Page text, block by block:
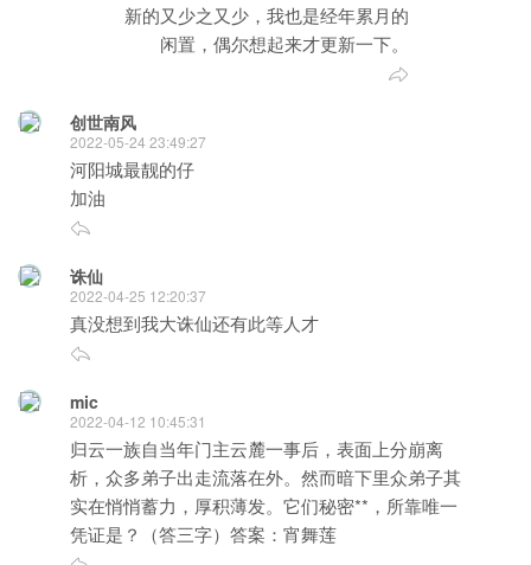
新的又少之又少，我也是经年累月的
闲置，偶尔想起来才更新一下。
创世南风
2022-05-24 23:49:27
河阳城最靓的仔
加油
诛仙
2022-04-25 12:20:37
真没想到我大诛仙还有此等人才
mic
2022-04-12 10:45:31
归云一族自当年门主云麓一事后，表面上分崩离
析，众多弟子出走流落在外。然而暗下里众弟子其
实在悄悄蓄力，厚积薄发。它们秘密**，所靠唯一
凭证是？（答三字）答案：宵舞莲